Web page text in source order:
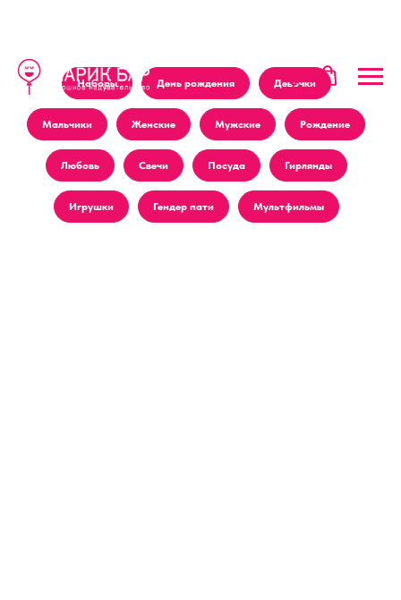
Наборы День рождения Девочки
Мальчики Женские Мужские Рождение
Любовь Свечи Посуда Гирлянды
Игрушки Гендер пати Мультфильмы